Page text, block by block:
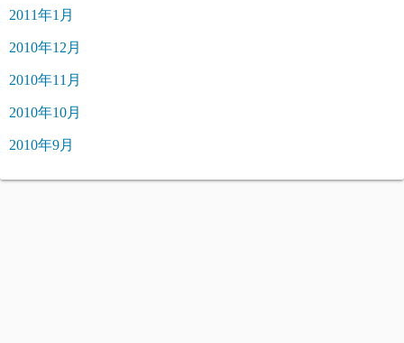
2011年1月
2010年12月
2010年11月
2010年10月
2010年9月